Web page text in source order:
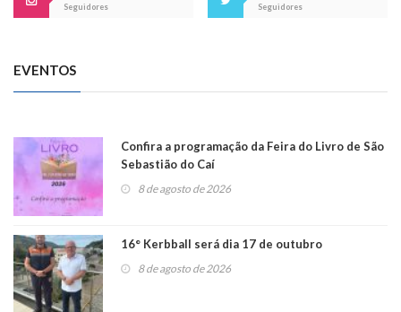
Seguidores
Seguidores
EVENTOS
Confira a programação da Feira do Livro de São
Sebastião do Caí
8 de agosto de 2026
16° Kerbball será dia 17 de outubro
8 de agosto de 2026